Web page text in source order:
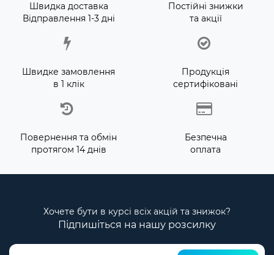
Швидка доставка
Відправлення 1-3 дні
Постійні знижки
та акції
Швидке замовлення
в 1 клік
Продукція
сертифіковані
Повернення та обмін
протягом 14 днів
Безпечна
оплата
Хочете бути в курсі всіх акцій та знижок?
Підпишіться на нашу розсилку